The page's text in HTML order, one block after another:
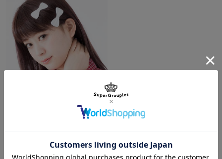
ワンパンマン ジェノスモデルリストウォッチ